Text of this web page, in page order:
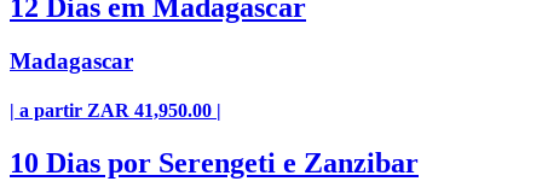
12 Dias em Madagascar
Madagascar
| a partir ZAR 41,950.00 |
10 Dias por Serengeti e Zanzibar